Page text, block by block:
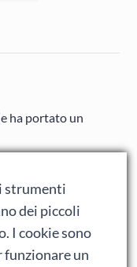
ha portato un
strumenti
dei piccoli
I cookie sono
un